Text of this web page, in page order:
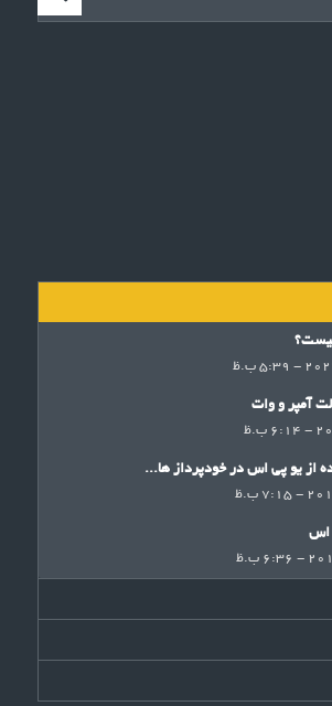
آمپر و وات
از یو پی اس در خودپرداز ها...
اس